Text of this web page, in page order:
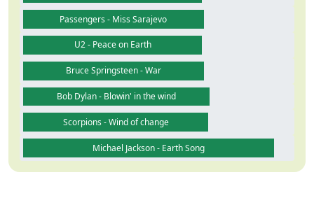
Passengers - Miss Sarajevo
U2 - Peace on Earth
Bruce Springsteen - War
Bob Dylan - Blowin' in the wind
Scorpions - Wind of change
Michael Jackson - Earth Song